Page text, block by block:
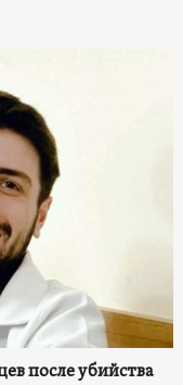
после убийства